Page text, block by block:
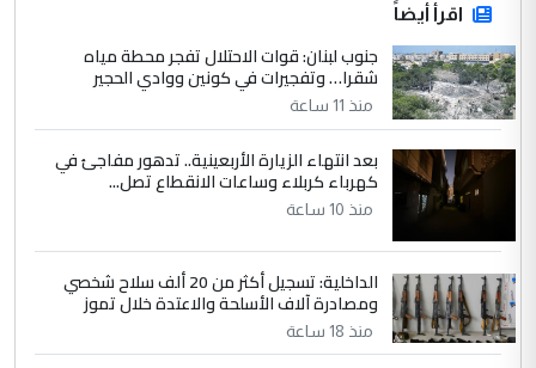
اقرأ أيضاً
جنوب لبنان: قوات الاحتلال تفجر محطة مياه
شقرا… وتفجيرات في كونين ووادي الحجير
منذ 11 ساعة
بعد انتهاء الزيارة الأربعينية.. تدهور مفاجئ في
كهرباء كربلاء وساعات الانقطاع تصل...
منذ 10 ساعة
الداخلية: تسجيل أكثر من 20 ألف سلاح شخصي
ومصادرة آلاف الأسلحة والاعتدة خلال تموز
منذ 18 ساعة